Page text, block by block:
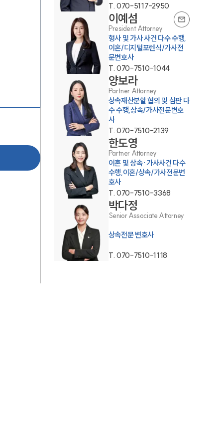
그룹소개
그룹소개
대륜의 강점
오시는 길
글로벌 파트너 로펌
고객의 소리
통합검색
AI대륜
업무사례
T. 070-5117-2950
이예섬
President Attorney
형사 및 가사 사건 다수 수행,
이혼/디지털포렌식/가사전
문변호사
T. 070-7510-1044
양보라
Partner Attorney
상속재산분할 협의 및 심판 다
수 수행,상속/가사전문변호
사
T. 070-7510-2139
한도영
Partner Attorney
이혼 및 상속·가사사건 다수
수행,이혼/상속/가사전문변
호사
T. 070-7510-3368
박다정
Senior Associate Attorney
상속전문 변호사
T. 070-7510-1118